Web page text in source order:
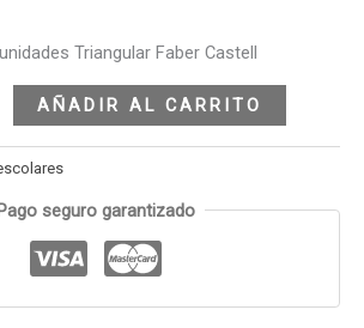
Triangular Faber Castell
AÑADIR AL CARRITO
seguro garantizado